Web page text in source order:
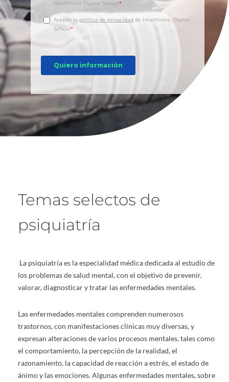
Temas selectos de
psiquiatría
La psiquiatría es la especialidad médica dedicada al estudio de
los problemas de salud mental, con el objetivo de prevenir,
valorar, diagnosticar y tratar las enfermedades mentales.
Las enfermedades mentales comprenden numerosos
trastornos, con manifestaciones clínicas muy diversas, y
expresan alteraciones de varios procesos mentales, tales como
el comportamiento, la percepción de la realidad, el
razonamiento, la capacidad de reacción a estrés, el estado de
ánimo y las emociones. Algunas enfermedades mentales, sobre